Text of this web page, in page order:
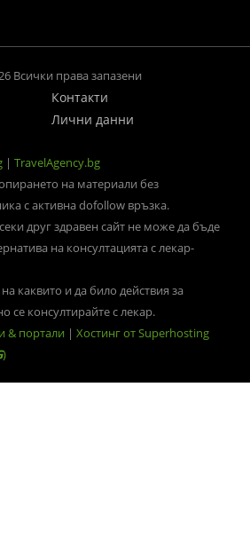
Всички права запазени
Контакти
Лични данни
| TravelAgency.bg
на материали без
с активна dofollow връзка.
друг здравен сайт не може да бъде
на консултацията с лекар-
каквито и да било действия за
се консултирайте с лекар.
& портали | Хостинг от Superhosting
)